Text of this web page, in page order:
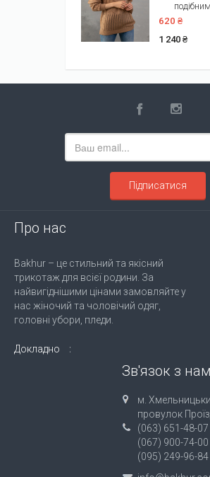
620 ₴
1 240 ₴
Підписатися
Про нас
Bakhur – це стильний та якісний
трикотаж для всієї родини. За
найвигіднішими цінами замовляйте у
нас жіночий та чоловічий одяг,
головні убори, пледи.
Докладно
Зв'язок з
м.
провулок
(063) 651-48-07
(067) 900-74-00
(095) 249-96-84